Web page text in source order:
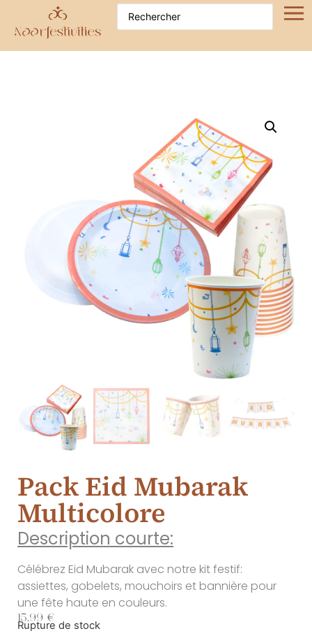
Pack Eid Mubarak
Multicolore
Description courte:
Célébrez Eid Mubarak avec notre kit festif:
assiettes, gobelets, mouchoirs et bannière pour
une fête haute en couleurs.
15.99 €
Rupture de stock